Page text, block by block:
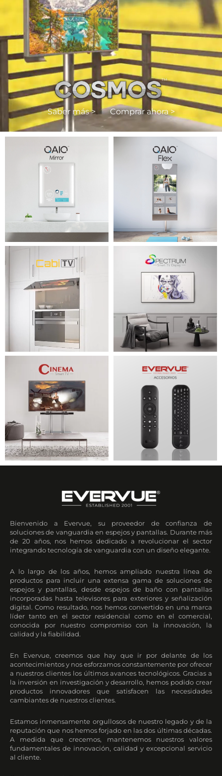
Saber más > Comprar ahora >
Bienvenido a Evervue, su proveedor de confianza de
soluciones de vanguardia en espejos y pantallas. Durante más
de 20 años, nos hemos dedicado a revolucionar el sector
integrando tecnología de vanguardia con un diseño elegante.
A lo largo de los años, hemos ampliado nuestra línea de
productos para incluir una extensa gama de soluciones de
espejos y pantallas, desde espejos de baño con pantallas
incorporadas hasta televisores para exteriores y señalización
digital. Como resultado, nos hemos convertido en una marca
líder tanto en el sector residencial como en el comercial,
conocida por nuestro compromiso con la innovación, la
calidad y la fiabilidad.
En Evervue, creemos que hay que ir por delante de los
acontecimientos y nos esforzamos constantemente por ofrecer
a nuestros clientes los últimos avances tecnológicos. Gracias a
la inversión en investigación y desarrollo, hemos podido crear
productos innovadores que satisfacen las necesidades
cambiantes de nuestros clientes.
Estamos inmensamente orgullosos de nuestro legado y de la
reputación que nos hemos forjado en las dos últimas décadas.
A medida que crecemos, mantenemos nuestros valores
fundamentales de innovación, calidad y excepcional servicio
al cliente.